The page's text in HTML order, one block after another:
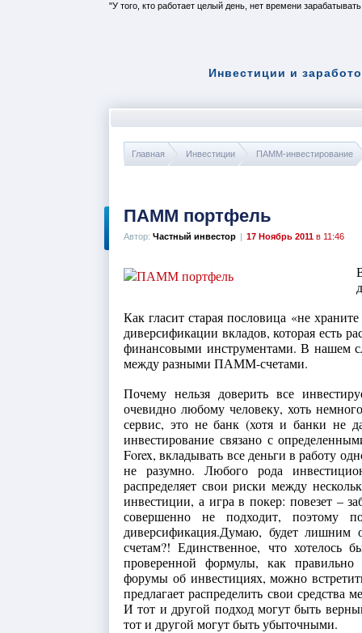
Инвестиции и
У того, кто работает целый день, нет времени
Главная Инвестиции ПАММ-инвестирование
ПАММ портфель
Автор: Частный инвестор | 17 Ноябрь 2011 в 11:46
Как гласит старая пословица «не
диверсификации вкладов, которая есть
финансовыми инструментами. В нашем
между разными ПАММ-счетами.
Почему нельзя доверить все
очевидно любому человеку, хоть
сервис, это не банк (хотя и банки
инвестирование связано с
Forex, вкладывать все деньги в работу
не разумно. Любого рода
распределяет свои риски между
инвестиции, а игра в покер: повезет –
совершенно не подходит, поэтому
диверсификация.Думаю, будет лишним
счетам?! Единственное, что хотелось
проверенной формулы, как
форумы об инвестициях, можно
предлагает распределить свои
И тот и другой подход могут быть
тот и другой могут быть убыточными.